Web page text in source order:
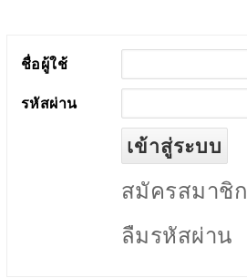
ชื่อผู้ใช้
รหัสผ่าน
สมัครสมาชิก
ลืมรหัสผ่าน